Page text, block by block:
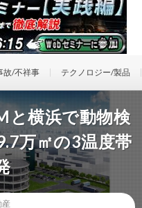
故/不祥事 テクノロジー/製品
と横浜で動物検
万㎡の3温度帯
産